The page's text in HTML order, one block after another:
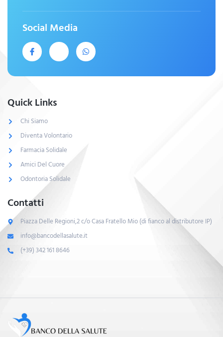
Social Media
Quick Links
Chi Siamo
Diventa Volontario
Farmacia Solidale
Amici Del Cuore
Odontoria Solidale
Contatti
Piazza Delle Regioni,2 c/o Casa Fratello Mio (di fianco al distributore IP)
info@bancodellasalute.it
(+39) 342 161 8646